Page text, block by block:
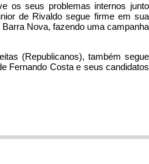
os seus problemas internos junto
de Rivaldo segue firme em sua
Nova, fazendo uma campanha
(Republicanos), também segue
Fernando Costa e seus candidatos